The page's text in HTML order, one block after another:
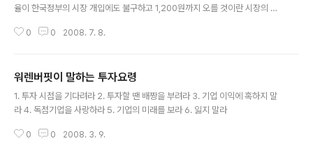
율이 한국정부의 시장 개입에도 불구하고 1,200원까지 오를 것이란 시장의 전
는 7일(현지시간) 와 인터뷰에서 유가 급등에 따른 경상수지 적자 확대로 원-달
은 유가와 성장률 저하로 한국의 원화 가치는 계속 떨어질 것"이라며 "한국정부
의 외환시장 개입을 예의주시해야 할 것"이라고 말했다. 모건스탠리는 아예 "한
국정부의 외환시장 개입은 실패할 것"이라고 단언했다. 한국정부의 노골적 외환
0 0 2008. 7. 8.
워렌버핏이 말하는 투자요령
1. 투자 시점을 기다려라 2. 투자할 땐 배짱을 부려라 3. 기업 이익에 혹하지 말
라 4. 독점기업을 사랑하라 5. 기업의 미래를 보라 6. 잃지 말라
0 0 2008. 3. 9.